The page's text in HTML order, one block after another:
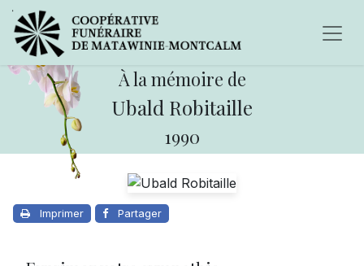
À la mémoire de
Ubald Robitaille
1990
Imprimer Partager